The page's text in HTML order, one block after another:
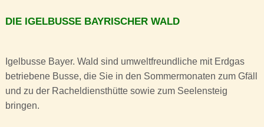
DIE IGELBUSSE BAYRISCHER WALD
Igelbusse Bayer. Wald sind umweltfreundliche mit Erdgas
betriebene Busse, die Sie in den Sommermonaten zum Gfäll
und zu der Racheldiensthütte sowie zum Seelensteig
bringen.